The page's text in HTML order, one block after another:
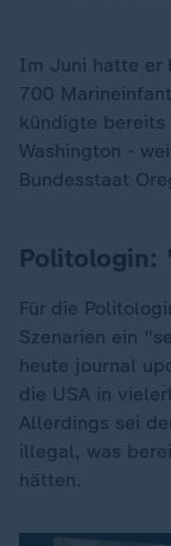
Im Juni hatte er
700
kündigte bereits
Washington -
Bundesstaat
Politologin:
Für die
Szenarien ein
heute journal
die USA in
Allerdings sei
illegal, was
hätten.